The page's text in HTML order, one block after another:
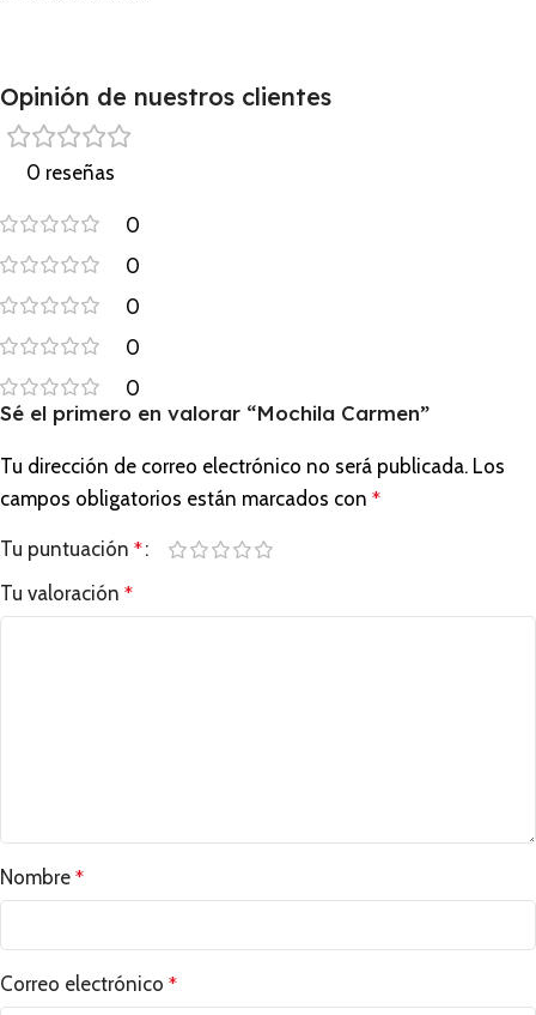
Opinión de nuestros clientes
0 reseñas
0
0
0
0
0
Sé el primero en valorar “Mochila Carmen”
Tu dirección de correo electrónico no será publicada. Los
campos obligatorios están marcados con *
Tu puntuación *
Tu valoración *
Nombre *
Correo electrónico *